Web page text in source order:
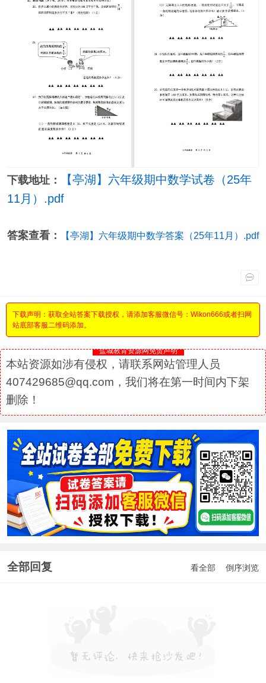
下载地址：
【亭湖】六年级期中数学试卷（25年
11月）.pdf
答案查看： 【亭湖】六年级期中数学答案（25年11月）.pdf
下载声明：获取全站答案下载授权，请添加客服微信号：Wikon666或者扫网
站底部客服二维码添加。
盐城教育资源网免责声明
本站资源如涉有侵权，请联系网站管理人员
407429685@qq.com，我们将在第一时间内下架
删除！
全部回复 看全部 倒序浏览